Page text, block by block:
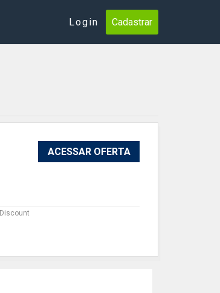
Login Cadastrar
ACESSAR OFERTA
Discount